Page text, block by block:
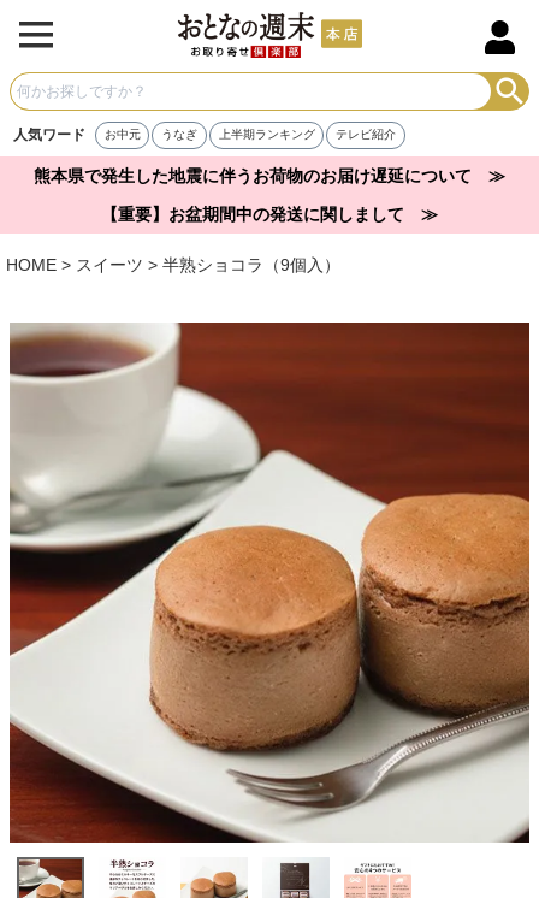
人気ワード お中元 うなぎ 上半期ランキング テレビ紹介
熊本県で発生した地震に伴うお荷物のお届け遅延について ≫
【重要】お盆期間中の発送に関しまして ≫
HOME スイーツ 半熟ショコラ（9個入）